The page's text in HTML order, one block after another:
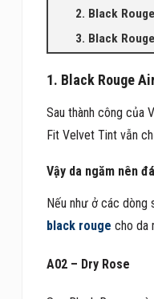
2. Black
3. Black
1. Black Rouge
Sau thành công của
Fit Velvet Tint vẫn
Vậy da ngăm nên
Nếu như ở các dòng
black rouge cho da
A02 – Dry Rose